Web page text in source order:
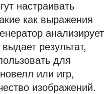
настраивать
как выражения
анализирует
результат,
для
или игр,
изображений.